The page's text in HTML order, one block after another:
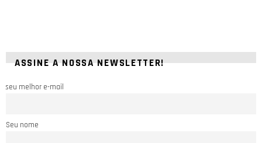
ASSINE A NOSSA NEWSLETTER!
seu melhor e-mail
Seu nome